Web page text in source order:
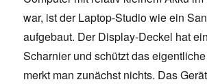
war, ist der Laptop-Studio wie ein
aufgebaut. Der Display-Deckel hat
Scharnier und schützt das
merkt man zunächst nichts. Das